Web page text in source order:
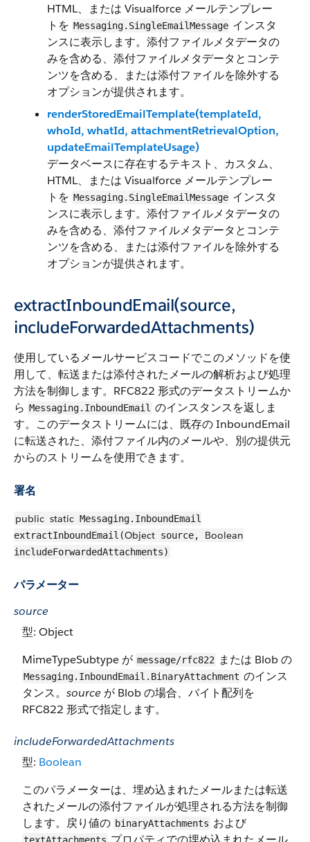
HTML、または Visualforce メールテンプレー
トを Messaging.SingleEmailMessage インスタ
ンスに表示します。添付ファイルメタデータの
みを含める、添付ファイルメタデータとコンテ
ンツを含める、または添付ファイルを除外する
オプションが提供されます。
renderStoredEmailTemplate(templateId,
whoId, whatId, attachmentRetrievalOption,
updateEmailTemplateUsage)
データベースに存在するテキスト、カスタム、
HTML、または Visualforce メールテンプレー
トを Messaging.SingleEmailMessage インスタ
ンスに表示します。添付ファイルメタデータの
みを含める、添付ファイルメタデータとコンテ
ンツを含める、または添付ファイルを除外する
オプションが提供されます。
extractInboundEmail(source,
includeForwardedAttachments)
使用しているメールサービスコードでこのメソッドを使
用して、転送または添付されたメールの解析および処理
方法を制御します。RFC822 形式のデータストリームか
ら Messaging.InboundEmail のインスタンスを返しま
す。このデータストリームには、既存の InboundEmail
に転送された、添付ファイル内のメールや、別の提供元
からのストリームを使用できます。
署名
public static Messaging.InboundEmail
extractInboundEmail(Object source, Boolean
includeForwardedAttachments)
パラメーター
source
型: Object
MimeTypeSubtype が message/rfc822 または Blob の
Messaging.InboundEmail.BinaryAttachment のインス
タンス。 source が Blob の場合、バイト配列を
RFC822 形式で指定します。
includeForwardedAttachments
型: Boolean
このパラメーターは、埋め込まれたメールまたは転送
されたメールの添付ファイルが処理される方法を制御
します。戻り値の binaryAttachments および